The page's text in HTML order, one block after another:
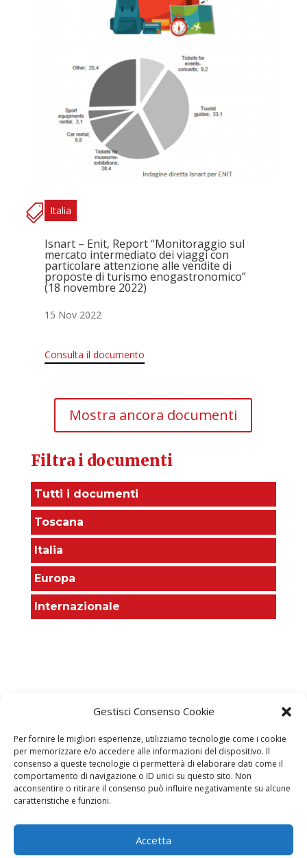
Gestisci Consenso Cookie
Per fornire le migliori esperienze, utilizziamo tecnologie come i cookie
per memorizzare e/o accedere alle informazioni del dispositivo. Il
consenso a queste tecnologie ci permetterà di elaborare dati come il
comportamento di navigazione o ID unici su questo sito. Non
acconsentire o ritirare il consenso può influire negativamente su alcune
caratteristiche e funzioni.
Accetta
Italia
Isnart – Enit, Report “Monitoraggio sul
mercato intermediato dei viaggi con
particolare attenzione alle vendite di
proposte di turismo enogastronomico”
(18 novembre 2022)
15 Nov 2022
Consulta il documento
Mostra ancora documenti
Filtra i documenti
Tutti i documenti
Toscana
Italia
Europa
Internazionale
OTR
Osservatorio Turistico Regionale
DGR n. 502 e n.1111/2021
Toscana Promozione Turistica